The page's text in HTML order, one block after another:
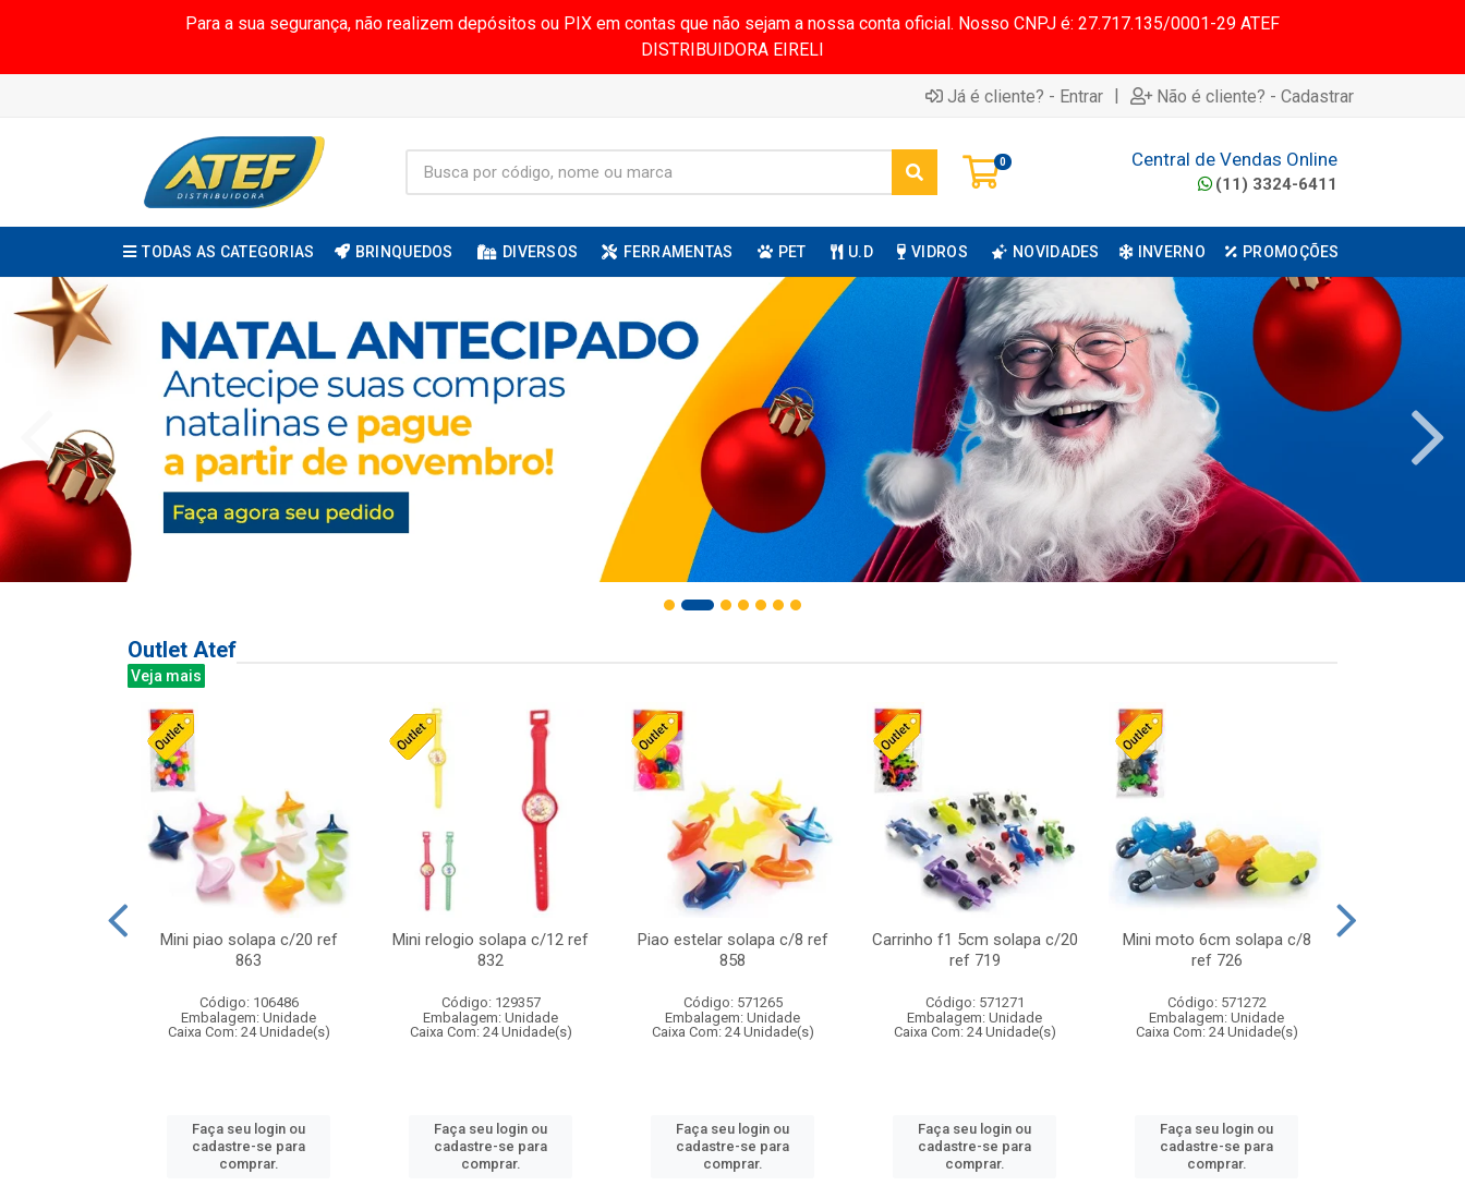
Para a sua segurança, não realizem depósitos ou PIX em contas que não sejam a nossa conta oficial. Nosso CNPJ é: 27.717.135/0001-29 ATEF
DISTRIBUIDORA EIRELI
Já é cliente? - Entrar | Não é cliente? - Cadastrar
0 Central de Vendas Online
(11) 3324-6411
TODAS AS CATEGORIAS BRINQUEDOS DIVERSOS FERRAMENTAS PET U.D VIDROS NOVIDADES INVERNO PROMOÇÕES
Outlet Atef
Veja mais
Mini piao solapa c/20 ref
863
Código: 106486
Embalagem: Unidade
Caixa Com: 24 Unidade(s)
Faça seu login ou
cadastre-se para
comprar.
Mini relogio solapa c/12 ref
832
Código: 129357
Embalagem: Unidade
Caixa Com: 24 Unidade(s)
Faça seu login ou
cadastre-se para
comprar.
Piao estelar solapa c/8 ref
858
Código: 571265
Embalagem: Unidade
Caixa Com: 24 Unidade(s)
Faça seu login ou
cadastre-se para
comprar.
Carrinho f1 5cm solapa c/20
ref 719
Código: 571271
Embalagem: Unidade
Caixa Com: 24 Unidade(s)
Faça seu login ou
cadastre-se para
comprar.
Mini moto 6cm solapa c/8
ref 726
Código: 571272
Embalagem: Unidade
Caixa Com: 24 Unidade(s)
Faça seu login ou
cadastre-se para
comprar.